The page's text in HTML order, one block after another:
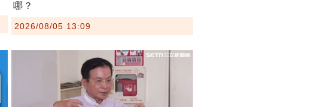
哪？
2026/08/05 13:09